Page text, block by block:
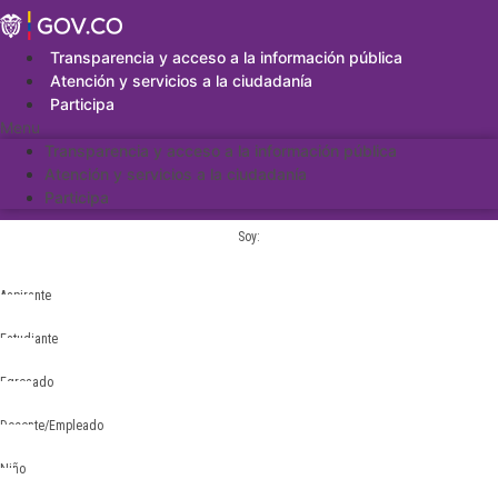
Saltar
al
contenidoTransparencia y acceso a la información pública
Atención y servicios a la ciudadanía
Participa
Menu
Transparencia y acceso a la información pública
Atención y servicios a la ciudadanía
Participa
Soy:
Aspirante
Estudiante
Egresado
Docente/Empleado
Niño